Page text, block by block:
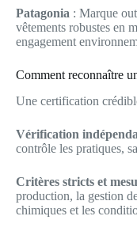
Patagonia : Marque
vêtements robustes en
engagement
Comment reconnaître
Une certification
Vérification
contrôle les pratiques,
Critères stricts et
production, la gestion
chimiques et les